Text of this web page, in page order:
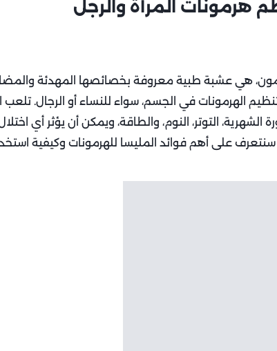
هرمونات المرأة والرجل
هي عشبة طبية معروفة بخصائصها المهدئة
الهرمونات في الجسم، سواء للنساء أو الرجال. تلعب
التوتر، النوم، والطاقة، ويمكن أن يؤثر أي
سنتعرف على أهم فوائد المليسا للهرمونات وكيفية